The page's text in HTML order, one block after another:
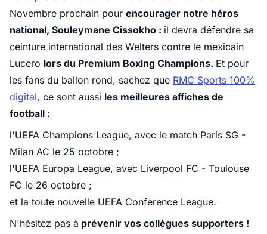
Novembre prochain pour encourager notre héros
national, Souleymane Cissokho : il devra défendre sa
ceinture international des Welters contre le mexicain
Lucero lors du Premium Boxing Champions. Et pour
les fans du ballon rond, sachez que RMC Sports 100%
digital, ce sont aussi les meilleures affiches de
football :
l'UEFA Champions League, avec le match Paris SG -
Milan AC le 25 octobre ;
l'UEFA Europa League, avec Liverpool FC - Toulouse
FC le 26 octobre ;
et la toute nouvelle UEFA Conference League.
N'hésitez pas à prévenir vos collègues supporters !